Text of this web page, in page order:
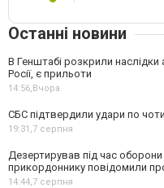
Останні новини
В Генштабі розкрили
Росії, є прильоти
14:56,Вчора
СБС підтвердили удари по
19:31,7 серпня
Дезертирував під час
прикордоннику повідомили
14:44,7 серпня